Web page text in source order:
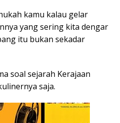
kamu kalau gelar
yang sering kita dengar
itu bukan sekadar
soal sejarah Kerajaan
saja.